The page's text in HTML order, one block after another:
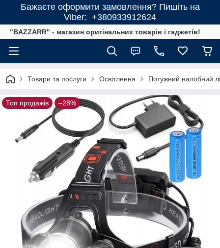
Бажаєте оформити замовлення? Пишіть на
Viber: +380933912624
"BAZZARR" - магазин оригінальних товарів і гаджетів!
Товари та послуги Освітлення Потужний налобний
Топ продажів –28%